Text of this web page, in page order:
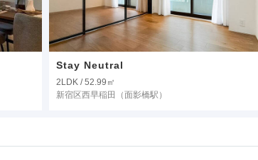
Stay Neutral
2LDK / 52.99㎡
新宿区西早稲田
（面影橋駅）